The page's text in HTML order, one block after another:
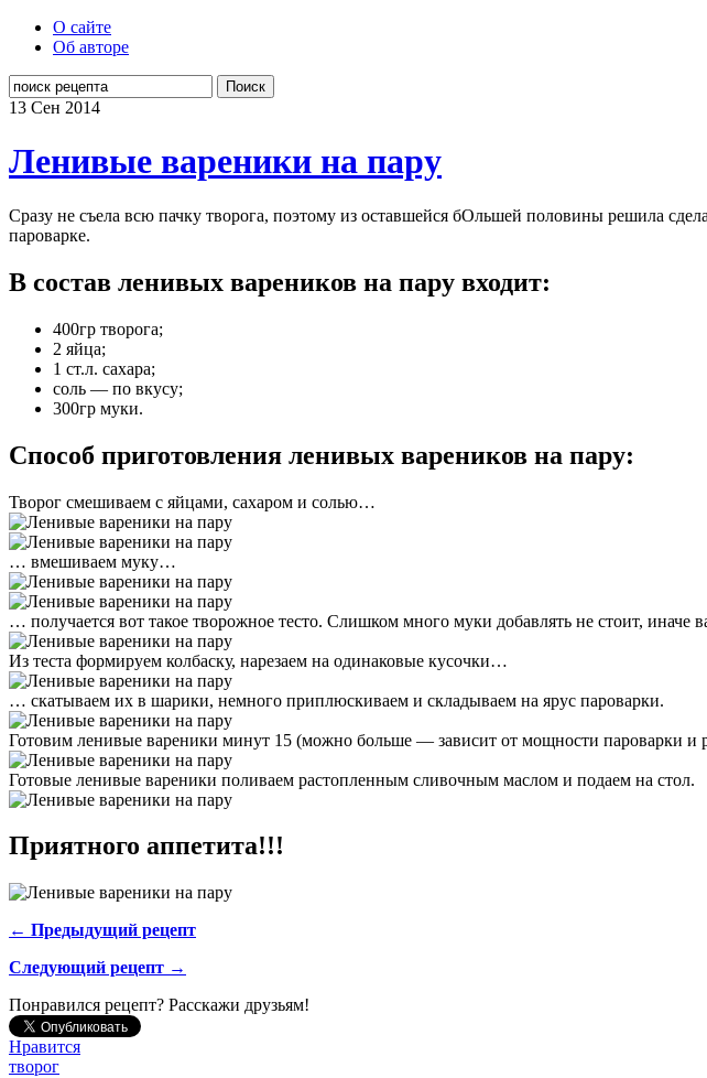
О сайте
Об авторе
Поиск
13 Сен 2014
Ленивые вареники на пару
Сразу не съела всю пачку творога, поэтому из оставшейся бОльшей половины решила
пароварке.
В состав ленивых вареников на пару входит:
400гр творога;
2 яйца;
1 ст.л. сахара;
соль — по вкусу;
300гр муки.
Способ приготовления ленивых вареников на пару:
Творог смешиваем с яйцами, сахаром и солью…
… вмешиваем муку…
… получается вот такое творожное тесто. Слишком много муки добавлять не стоит, иначе
Из теста формируем колбаску, нарезаем на одинаковые кусочки…
… скатываем их в шарики, немного приплюскиваем и складываем на ярус пароварки.
Готовим ленивые вареники минут 15 (можно больше — зависит от мощности пароварки и
Готовые ленивые вареники поливаем растопленным сливочным маслом и подаем на стол.
Приятного аппетита!!!
← Предыдущий рецепт
Следующий рецепт →
Понравился рецепт? Расскажи друзьям!
Нравится
творог